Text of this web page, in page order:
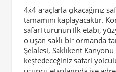
4x4 araçlarla çıkacağınız
tamamını kaplayacaktır.
safari turunun ilk etabı,
oluşan saklı bir ormanda
Şelalesi, Saklıkent Kanyonu
keşfedeceğiniz safari